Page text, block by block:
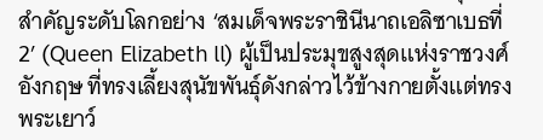
สำคัญระดับโลกอย่าง ‘สมเด็จพระราชินีนาถเอลิซาเบธที่
2’ (Queen Elizabeth ll) ผู้เป็นประมุขสูงสุดแห่งราชวงศ์
อังกฤษ ที่ทรงเลี้ยงสุนัขพันธุ์ดังกล่าวไว้ข้างกายตั้งแต่ทรง
พระเยาว์